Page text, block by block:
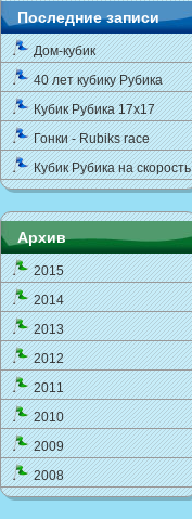
Последние записи
Дом-кубик
40 лет кубику Рубика
Кубик Рубика 17x17
Гонки - Rubiks race
Кубик Рубика на скорость
Архив
2015
2014
2013
2012
2011
2010
2009
2008